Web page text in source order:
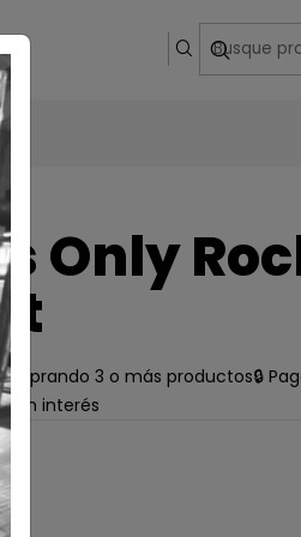
Only
3 o más productos🔒
sin interés